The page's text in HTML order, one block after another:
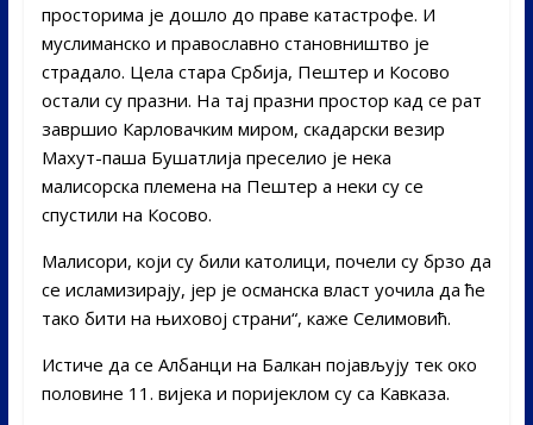
просторима је дошло до праве катастрофе. И
муслиманско и православно становништво је
страдало. Цела стара Србија, Пештер и Косово
остали су празни. На тај празни простор кад се рат
завршио Карловачким миром, скадарски везир
Махут-паша Бушатлија преселио је нека
малисорска племена на Пештер а неки су се
спустили на Косово.
Малисори, који су били католици, почели су брзо да
се исламизирају, јер је османска власт уочила да ће
тако бити на њиховој страни“, каже Селимовић.
Истиче да се Албанци на Балкан појављују тек око
половине 11. вијека и поријеклом су са Кавказа.